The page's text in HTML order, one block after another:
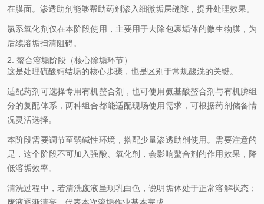
在膜面。渗透助剂能够帮助药剂渗入细微垢层缝隙，提升处理效果。
氯系氧化剂仅在本阶段使用，主要用于去除包裹垢体的微生物膜，为
后续溶垢扫清阻碍。
2. 螯合溶垢阶段（核心除垢环节）
这是处理硫酸钙结垢的核心步骤，也是区别于常规酸洗的关键。
适配药剂可选择专用有机螯合剂，也可使用氨基酸螯合剂与有机膦组
分的复配体系，两种组合都能适配现场使用需求，可根据药剂储备情
况灵活选择。
本阶段需要调节至弱碱性环境，搭配少量渗透助剂使用。需要注意的
是，这个阶段不可加入强酸、氧化剂，会影响螯合剂的作用效果，降
低溶垢效率。
清洗过程中，若清洗废液呈现乳白色，说明垢体处于正常溶解状态；